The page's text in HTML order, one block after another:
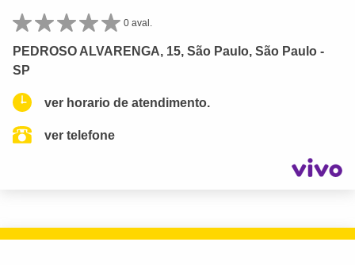
0 aval.
PEDROSO ALVARENGA, 15, São Paulo, São Paulo -
SP
ver horario de atendimento.
ver telefone